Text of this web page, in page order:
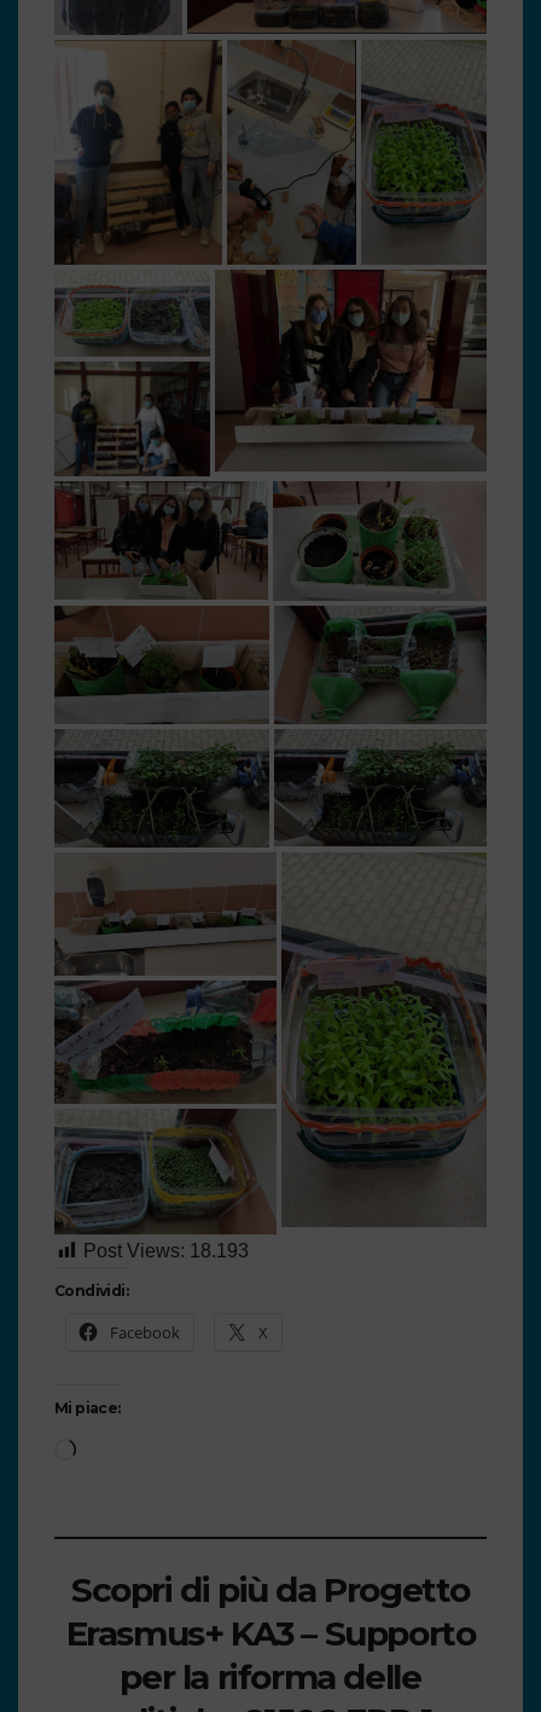
Post Views: 18.193
Condividi:
Facebook X
Mi piace:
Scopri di più da Progetto
Erasmus+ KA3 – Supporto
per la riforma delle